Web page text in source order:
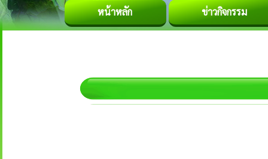
หน้าหลัก ข่าวกิจกรรม